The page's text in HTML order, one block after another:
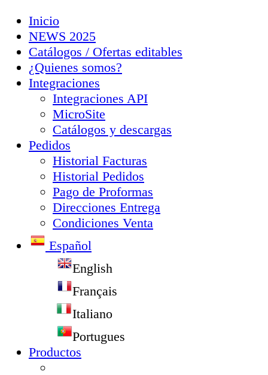
Inicio
NEWS 2025
Catálogos / Ofertas editables
¿Quienes somos?
Integraciones
Integraciones API
MicroSite
Catálogos y descargas
Pedidos
Historial Facturas
Historial Pedidos
Pago de Proformas
Direcciones Entrega
Condiciones Venta
Español
English
Français
Italiano
Portugues
Productos